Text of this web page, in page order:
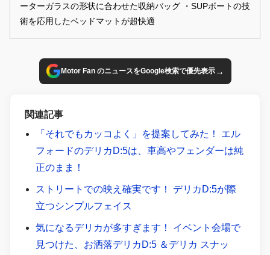
ーターガラスの形状に合わせた収納バッグ ・SUPボートの技
術を応用したベッドマットが超快適
Motor Fan のニュースをGoogle検索で優先表示→
関連記事
「それでもカッコよく」を提案してみた！ エル
フォードのデリカD:5は、車高やフェンダーは純
正のまま！
ストリートでの映え確実です！ デリカD:5が際
立つシンプルフェイス
気になるデリカが多すぎます！ イベント会場で
見つけた、お洒落デリカD:5 ＆デリカ スナッ